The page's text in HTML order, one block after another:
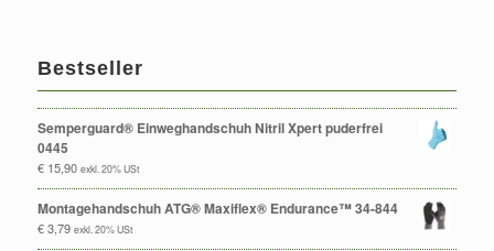
Bestseller
Semperguard® Einweghandschuh Nitril Xpert puderfrei
0445
€15,90 exkl. 20% USt
Montagehandschuh ATG® Maxiflex® Endurance™ 34-844
€3,79 exkl. 20% USt